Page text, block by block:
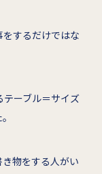
するだけではな
ーブル＝サイズ
物をする人がい